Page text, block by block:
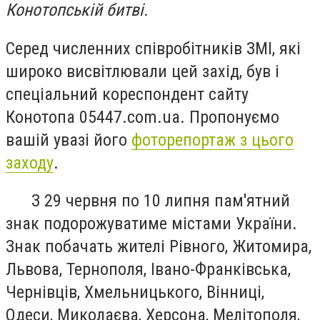
Конотопській битві.
Серед численних співробітників ЗМІ, які
широко висвітлювали цей захід, був і
спеціальний кореспондент сайту
Конотопа 05447.соm.uа. Пропонуємо
вашій увазі його фоторепортаж з цього
заходу.
З 29 червня по 10 липня пам'ятний
знак подорожуватиме містами України.
Знак побачать жителі Рівного, Житомира,
Львова, Тернополя, Івано-Франківська,
Чернівців, Хмельницького, Вінниці,
Одеси, Миколаєва, Херсона, Мелітополя,